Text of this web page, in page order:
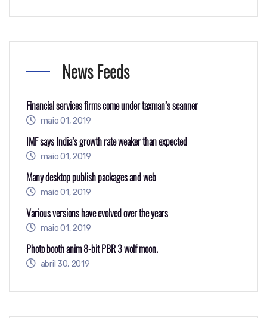
News Feeds
Financial services firms come under taxman’s scanner
maio 01, 2019
IMF says India’s growth rate weaker than expected
maio 01, 2019
Many desktop publish packages and web
maio 01, 2019
Various versions have evolved over the years
maio 01, 2019
Photo booth anim 8-bit PBR 3 wolf moon.
abril 30, 2019